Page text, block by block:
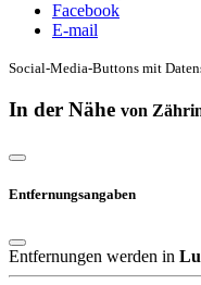
Facebook
E-mail
Social-Media-Buttons mit
In der Nähe von
Entfernungsangaben
Entfernungen werden in